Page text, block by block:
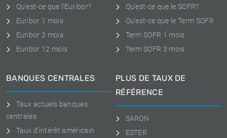
Qu'est-ce que l'Euribor?
Euribor 1 mois
Euribor 3 mois
Euribor 12 mois
Qu'est-ce que le SOFR?
Qu'est-ce que le Term SOFR
Term SOFR 1 mois
Term SOFR 3 mois
BANQUES CENTRALES
Taux actuels banques
centrales
Taux d'intérêt américain
PLUS DE TAUX DE
RÉFÉRENCE
SARON
ESTER